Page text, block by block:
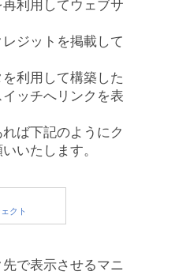
利用してウェブサ
ジットを掲載して
利用して構築した
ッチへリンクを表
ば下記のようにク
いたします。
で表示させるマニ